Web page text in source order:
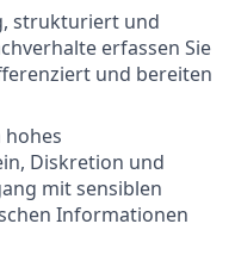
strukturiert und
erfassen Sie
und bereiten
hohes
Diskretion und
mit sensiblen
Informationen